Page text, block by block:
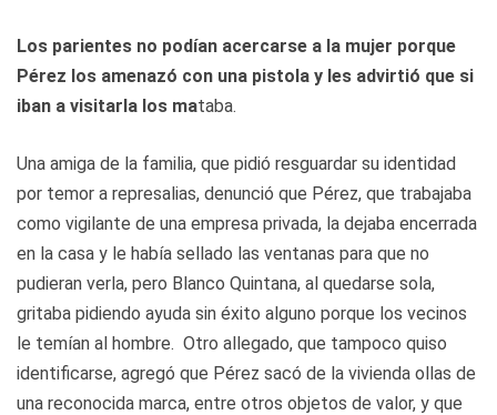
Los parientes no podían acercarse a la mujer porque
Pérez los amenazó con una pistola y les advirtió que si
iban a visitarla los mataba.
Una amiga de la familia, que pidió resguardar su identidad
por temor a represalias, denunció que Pérez, que trabajaba
como vigilante de una empresa privada, la dejaba encerrada
en la casa y le había sellado las ventanas para que no
pudieran verla, pero Blanco Quintana, al quedarse sola,
gritaba pidiendo ayuda sin éxito alguno porque los vecinos
le temían al hombre. Otro allegado, que tampoco quiso
identificarse, agregó que Pérez sacó de la vivienda ollas de
una reconocida marca, entre otros objetos de valor, y que